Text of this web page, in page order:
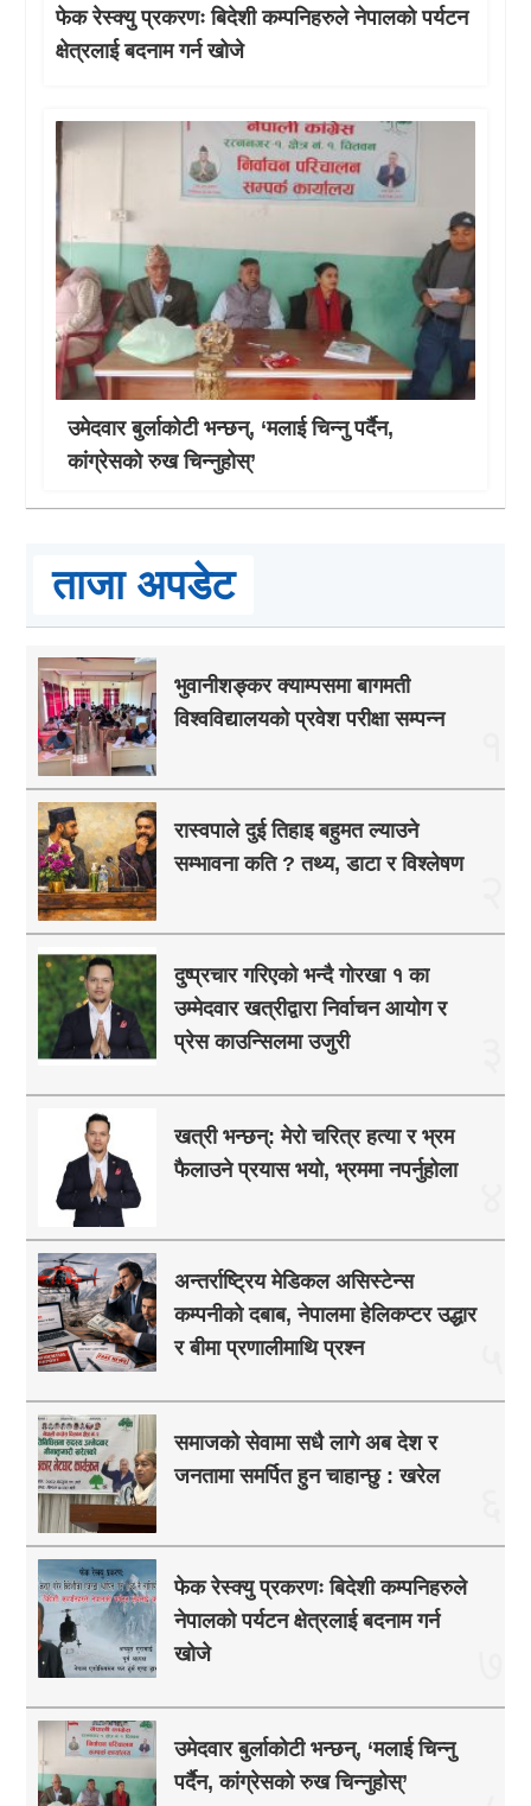
फेक रेस्क्यु प्रकरणः बिदेशी कम्पनिहरुले नेपालको पर्यटन
क्षेत्रलाई बदनाम गर्न खोजे
उमेदवार बुर्लाकोटी भन्छन्, ‘मलाई चिन्नु पर्दैन,
कांग्रेसको रुख चिन्नुहोस्’
ताजा अपडेट
भुवानीशङ्कर क्याम्पसमा बागमती
विश्वविद्यालयको प्रवेश परीक्षा सम्पन्न
रास्वपाले दुई तिहाइ बहुमत ल्याउने
सम्भावना कति ? तथ्य, डाटा र विश्लेषण
दुष्प्रचार गरिएको भन्दै गोरखा १ का
उम्मेदवार खत्रीद्वारा निर्वाचन आयोग र
प्रेस काउन्सिलमा उजुरी
खत्री भन्छन्: मेरो चरित्र हत्या र भ्रम
फैलाउने प्रयास भयो, भ्रममा नपर्नुहोला
अन्तर्राष्ट्रिय मेडिकल असिस्टेन्स
कम्पनीको दबाब, नेपालमा हेलिकप्टर उद्धार
र बीमा प्रणालीमाथि प्रश्न
समाजको सेवामा सधै लागे अब देश र
जनतामा समर्पित हुन चाहान्छु : खरेल
फेक रेस्क्यु प्रकरणः बिदेशी कम्पनिहरुले
नेपालको पर्यटन क्षेत्रलाई बदनाम गर्न
खोजे
उमेदवार बुर्लाकोटी भन्छन्, ‘मलाई चिन्नु
पर्दैन, कांग्रेसको रुख चिन्नुहोस्’